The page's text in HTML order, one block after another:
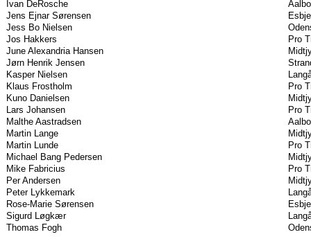
Ivan DeRosche
Jens Ejnar Sørensen
Jess Bo Nielsen
Jos Hakkers
Pro
June Alexandria Hansen
Jørn Henrik Jensen
Kasper Nielsen
Klaus Frostholm
Pro
Kuno Danielsen
Lars Johansen
Pro
Malthe Aastradsen
Martin Lange
Martin Lunde
Pro
Michael Bang Pedersen
Mike Fabricius
Pro
Per Andersen
Peter Lykkemark
Rose-Marie Sørensen
Sigurd Løgkær
Thomas Fogh